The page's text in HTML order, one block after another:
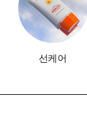
선케어